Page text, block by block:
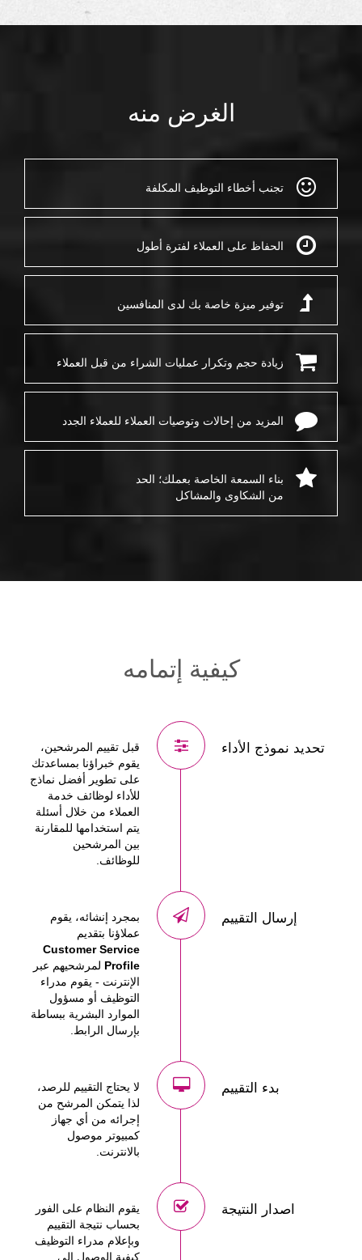
الغرض منه
تجنب أخطاء التوظيف المكلفة
الحفاظ على العملاء لفترة أطول
توفير ميزة خاصة بك لدى المنافسين
زيادة حجم وتكرار عمليات الشراء من قبل العملاء
المزيد من إحالات وتوصيات العملاء للعملاء الجدد
بناء السمعة الخاصة بعملك؛ الحد
من الشكاوى والمشاكل
كيفية إتمامه
تحديد نموذج الأداء
قبل تقييم المرشحين،
يقوم خبراؤنا بمساعدتك
على تطوير أفضل نماذج
للأداء لوظائف خدمة
العملاء من خلال أسئلة
يتم استخدامها للمقارنة
بين المرشحين
للوظائف.
إرسال التقييم
بمجرد إنشائه، يقوم
عملاؤنا بتقديم
Customer Service
Profile لمرشحيهم عبر
الإنترنت - يقوم مدراء
التوظيف أو مسؤول
الموارد البشرية ببساطة
بإرسال الرابط.
بدء التقييم
لا يحتاج التقييم للرصد،
لذا يتمكن المرشح من
إجرائه من أي جهاز
كمبيوتر موصول
بالانترنت.
اصدار النتيجة
يقوم النظام على الفور
بحساب نتيجة التقييم
وبإعلام مدراء التوظيف
كيفية الوصول إلى